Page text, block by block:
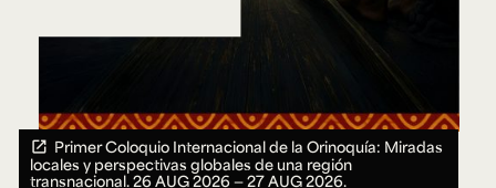
Primer Coloquio Internacional de la Orinoquía: Miradas
locales y perspectivas globales de una región
transnacional.26 AUG 2026 ― 27 AUG 2026.